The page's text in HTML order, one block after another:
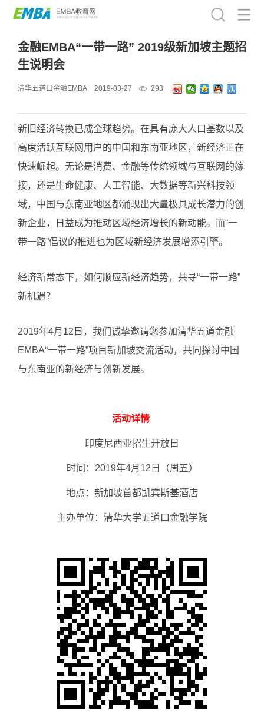
金融EMBA“一带一路” 2019级新加坡主题招
生说明会
清华五道口金融EMBA 2019-03-27 293
新旧经济转换已成全球趋势。在具有庞大人口基数以及
高度活跃互联网用户的中国和东南亚地区，新经济正在
快速崛起。无论是消费、金融等传统领域与互联网的嫁
接，还是生命健康、人工智能、大数据等新兴科技领
域，中国与东南亚地区都涌现出大量极具成长潜力的创
新企业，日益成为推动区域经济增长的新动能。而“一
带一路”倡议的推进也为区域新经济发展增添引擎。
经济新常态下，如何顺应新经济趋势，共寻“一带一路”
新机遇？
2019年4月12日，我们诚挚邀请您参加清华五道金融
EMBA“一带一路”项目新加坡交流活动，共同探讨中国
与东南亚的新经济与创新发展。
活动详情
印度尼西亚招生开放日
时间：2019年4月12日（周五）
地点：新加坡首都凯宾斯基酒店
主办单位：清华大学五道口金融学院